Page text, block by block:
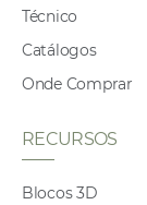
Técnico
Catálogos
Onde Comprar
RECURSOS
Blocos 3D